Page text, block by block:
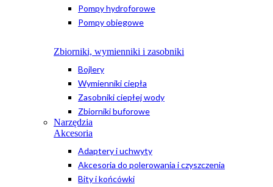
Pompy hydroforowe
Pompy obiegowe
Zbiorniki, wymienniki i zasobniki
Bojlery
Wymienniki ciepła
Zasobniki ciepłej wody
Zbiorniki buforowe
Narzędzia
Akcesoria
Adaptery i uchwyty
Akcesoria do polerowania i czyszczenia
Bity i końcówki